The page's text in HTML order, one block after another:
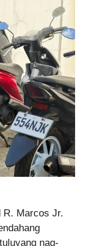
R. Marcos Jr.
nag-